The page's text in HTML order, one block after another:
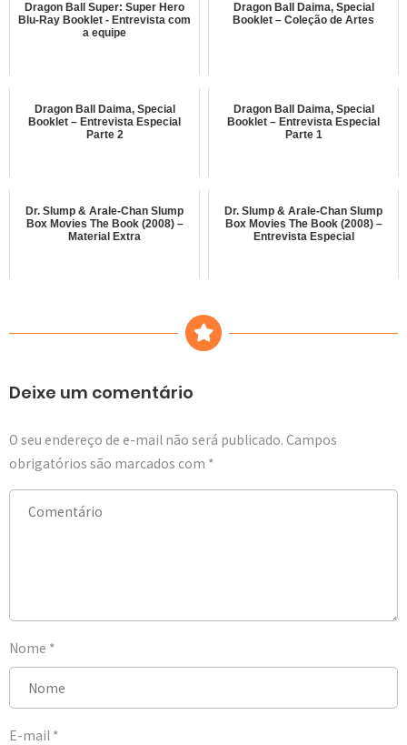
Dragon Ball Super: Super Hero
Blu-Ray Booklet - Entrevista com
a equipe
Dragon Ball Daima, Special
Booklet – Coleção de Artes
Dragon Ball Daima, Special
Booklet – Entrevista Especial
Parte 2
Dragon Ball Daima, Special
Booklet – Entrevista Especial
Parte 1
Dr. Slump & Arale-Chan Slump
Box Movies The Book (2008) –
Material Extra
Dr. Slump & Arale-Chan Slump
Box Movies The Book (2008) –
Entrevista Especial
Deixe um comentário
O seu endereço de e-mail não será publicado. Campos
obrigatórios são marcados com *
Nome *
E-mail *